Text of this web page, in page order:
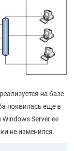
на базе
появилась еще в
Server ее
не изменился.